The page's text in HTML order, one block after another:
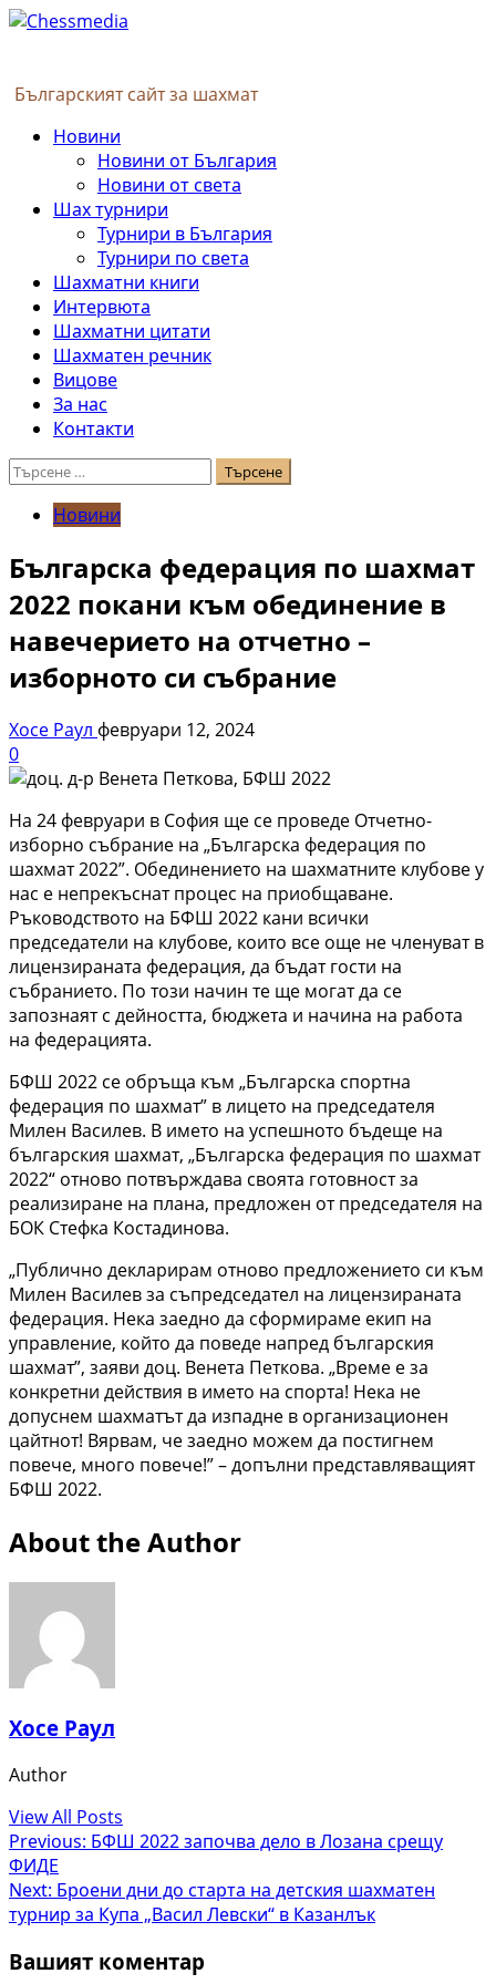
Skip
Българският сайт за шахмат
PrimaryНовини
Новини от България
Новини от света
Шах турнири
Турнири в България
Турнири по света
Шахматни книги
Интервюта
Шахматни цитати
Шахматен речник
Вицове
За нас
Контакти
Търсене
Новини
Българска федерация по шахмат
2022 покани към обединение в
навечерието на отчетно –
изборното си събрание
Хосе Раул февруари 12, 2024
0
На 24 февруари в София ще се проведе Отчетно-
изборно събрание на „Българска федерация по
шахмат 2022”. Обединението на шахматните клубове у
нас е непрекъснат процес на приобщаване.
Ръководството на БФШ 2022 кани всички
председатели на клубове, които все още не членуват в
лицензираната федерация, да бъдат гости на
събранието. По този начин те ще могат да се
запознаят с дейността, бюджета и начина на работа
на федерацията.
БФШ 2022 се обръща към „Българска спортна
федерация по шахмат” в лицето на председателя
Милен Василев. В името на успешното бъдеще на
българския шахмат, „Българска федерация по шахмат
2022“ отново потвърждава своята готовност за
реализиране на плана, предложен от председателя на
БОК Стефка Костадинова.
„Публично декларирам отново предложението си към
Милен Василев за съпредседател на лицензираната
федерация. Нека заедно да сформираме екип на
управление, който да поведе напред българския
шахмат”, заяви доц. Венета Петкова. „Време е за
конкретни действия в името на спорта! Нека не
допуснем шахматът да изпадне в организационен
цайтнот! Вярвам, че заедно можем да постигнем
повече, много повече!” – допълни представляващият
БФШ 2022.
About the Author
Хосе Раул
Author
View All Posts
Post
navigation
Previous: БФШ 2022 започва дело в Лозана срещу
ФИДЕ
Next: Броени дни до старта на детския шахматен
турнир за Купа „Васил Левски“ в Казанлък
Вашият коментар